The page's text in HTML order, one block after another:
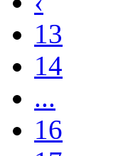
13
14
...
16